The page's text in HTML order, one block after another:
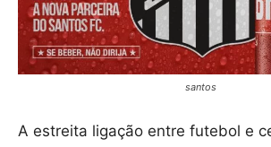
santos
A estreita ligação entre futebol e